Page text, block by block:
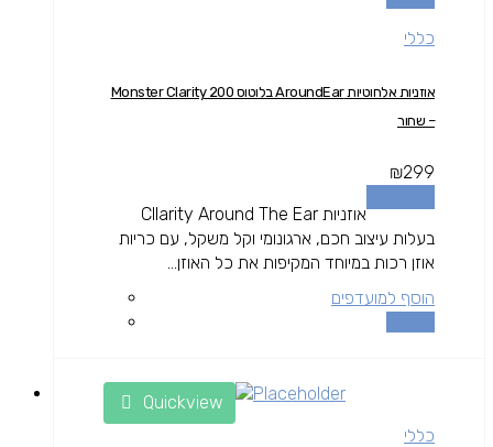
כללי
אוזניות אלחוטיות AroundEar בלוטוס Monster Clarity 200
– שחור
₪299
אוזניות Cllarity Around The Ear
בעלות עיצוב חכם, ארגונומי וקל משקל, עם כריות
אוזן רכות במיוחד המקיפות את כל האוזן...
הוסף למועדפים
Quickview
כללי